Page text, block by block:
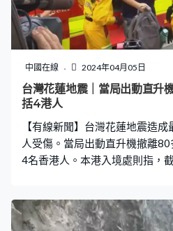
格求助
中國在線 2024年04月05日
台灣花蓮地震｜當局出動直
括4港人
【有線新聞】台灣花蓮地震造
人受傷。當局出動直升機撤離
4名香港人。本港入境處則指，
離，當中包括4名香港人及十多
升機空投物資。消防署特種搜